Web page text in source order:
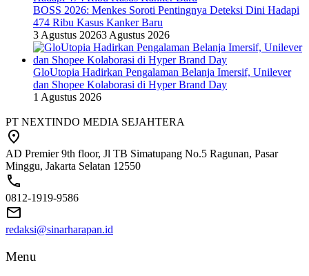
BOSS 2026: Menkes Soroti Pentingnya Deteksi Dini Hadapi
474 Ribu Kasus Kanker Baru
3 Agustus 20263 Agustus 2026
GloUtopia Hadirkan Pengalaman Belanja Imersif, Unilever
dan Shopee Kolaborasi di Hyper Brand Day
1 Agustus 2026
PT NEXTINDO MEDIA SEJAHTERA
AD Premier 9th floor, Jl TB Simatupang No.5 Ragunan, Pasar
Minggu, Jakarta Selatan 12550
0812-1919-9586
redaksi@sinarharapan.id
Menu